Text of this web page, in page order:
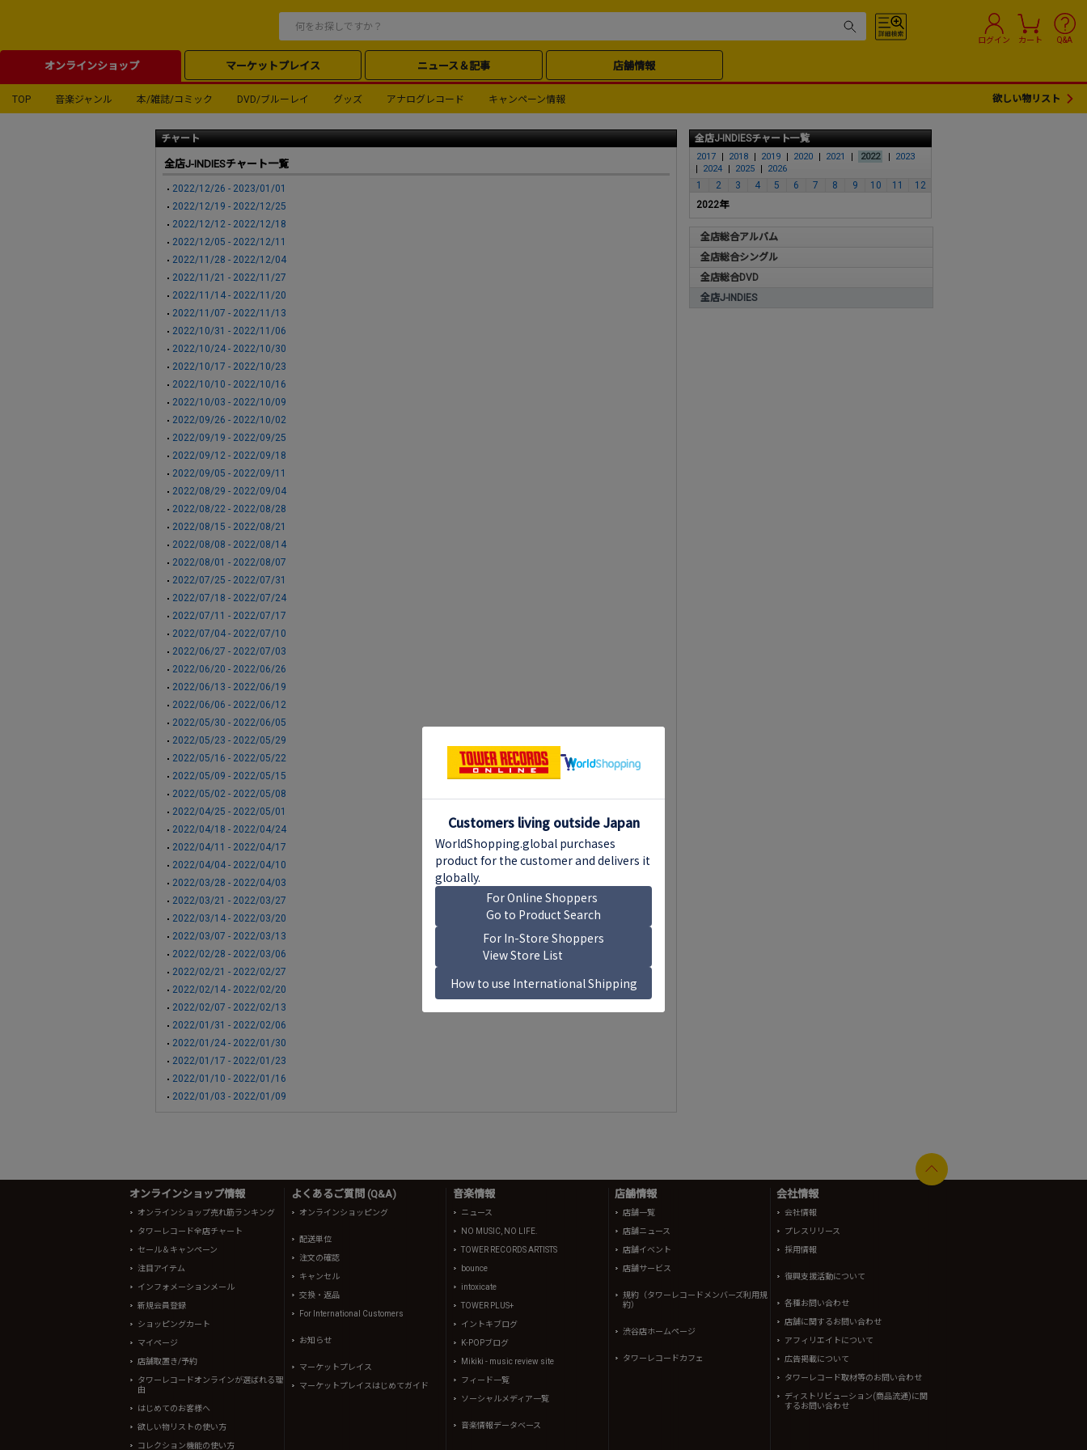
ログイン カート Q&A
オンラインショップ マーケットプレイス ニュース＆記事 店舗情報
TOP 音楽ジャンル 本/雑誌/コミック DVD/ブルーレイ グッズ アナログレコード キャンペーン情報 欲しい物リスト
チャート
全店J-INDIESチャート一覧
2022/12/26 - 2023/01/01
2022/12/19 - 2022/12/25
2022/12/12 - 2022/12/18
2022/12/05 - 2022/12/11
2022/11/28 - 2022/12/04
2022/11/21 - 2022/11/27
2022/11/14 - 2022/11/20
2022/11/07 - 2022/11/13
2022/10/31 - 2022/11/06
2022/10/24 - 2022/10/30
2022/10/17 - 2022/10/23
2022/10/10 - 2022/10/16
2022/10/03 - 2022/10/09
2022/09/26 - 2022/10/02
2022/09/19 - 2022/09/25
2022/09/12 - 2022/09/18
2022/09/05 - 2022/09/11
2022/08/29 - 2022/09/04
2022/08/22 - 2022/08/28
2022/08/15 - 2022/08/21
2022/08/08 - 2022/08/14
2022/08/01 - 2022/08/07
2022/07/25 - 2022/07/31
2022/07/18 - 2022/07/24
2022/07/11 - 2022/07/17
2022/07/04 - 2022/07/10
2022/06/27 - 2022/07/03
2022/06/20 - 2022/06/26
2022/06/13 - 2022/06/19
2022/06/06 - 2022/06/12
2022/05/30 - 2022/06/05
2022/05/23 - 2022/05/29
2022/05/16 - 2022/05/22
2022/05/09 - 2022/05/15
2022/05/02 - 2022/05/08
2022/04/25 - 2022/05/01
2022/04/18 - 2022/04/24
2022/04/11 - 2022/04/17
2022/04/04 - 2022/04/10
2022/03/28 - 2022/04/03
2022/03/21 - 2022/03/27
2022/03/14 - 2022/03/20
2022/03/07 - 2022/03/13
2022/02/28 - 2022/03/06
2022/02/21 - 2022/02/27
2022/02/14 - 2022/02/20
2022/02/07 - 2022/02/13
2022/01/31 - 2022/02/06
2022/01/24 - 2022/01/30
2022/01/17 - 2022/01/23
2022/01/10 - 2022/01/16
2022/01/03 - 2022/01/09
全店J-INDIESチャート一覧
2017 2018 2019 2020 2021 2022
2023
2024
2025 2026
1 2 3 4 5 6 7 8 9 10 11
12
2022年
全店総合アルバム
全店総合シングル
全店総合DVD
全店J-INDIES
オンラインショップ情報
オンラインショップ売れ筋ランキング
タワーレコード全店チャート
セール＆キャンペーン
注目アイテム
インフォメーションメール
新規会員登録
ショッピングカート
マイページ
店舗取置き/予約
タワーレコードオンラインが選ばれる理
由
はじめてのお客様へ
欲しい物リストの使い方
コレクション機能の使い方
よくあるご質問 (Q&A)
オンラインショッピング
配送単位
注文の確認
キャンセル
交換・返品
For International Customers
お知らせ
マーケットプレイス
マーケットプレイスはじめてガイド
音楽情報
ニュース
NO MUSIC, NO LIFE.
TOWER RECORDS ARTISTS
bounce
intoxicate
TOWER PLUS+
イントキブログ
K-POPブログ
Mikiki - music review site
フィード一覧
ソーシャルメディア一覧
音楽情報データベース
店舗情報
店舗一覧
店舗ニュース
店舗イベント
店舗サービス
規約（タワーレコードメンバーズ利用規
約）
渋谷店ホームページ
タワーレコードカフェ
会社情報
会社情報
プレスリリース
採用情報
復興支援活動について
各種お問い合わせ
店舗に関するお問い合わせ
アフィリエイトについて
広告掲載について
タワーレコード取材等のお問い合わせ
ディストリビューション(商品流通)に関
するお問い合わせ